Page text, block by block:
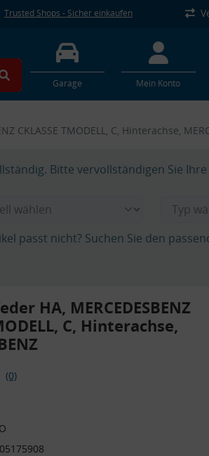
Trusted Shops - Sicher einkaufen
Garage Mein Konto
CKLASSE TMODELL, C, Hinterachse,
Bitte vervollständigen Sie
passt nicht? Suchen Sie den
HA, MERCEDESBENZ
C, Hinterachse,
(0)